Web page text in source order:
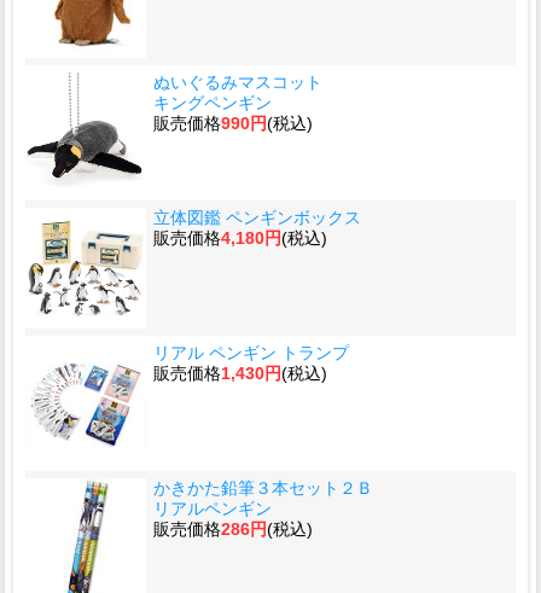
ぬいぐるみマスコット
キングペンギン
販売価格990円(税込)
立体図鑑 ペンギンボックス
販売価格4,180円(税込)
リアル ペンギン トランプ
販売価格1,430円(税込)
かきかた鉛筆３本セット２Ｂ
リアルペンギン
販売価格286円(税込)